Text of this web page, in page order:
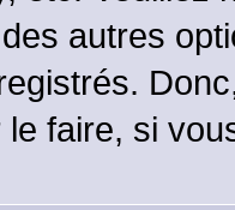
autres
faire, si